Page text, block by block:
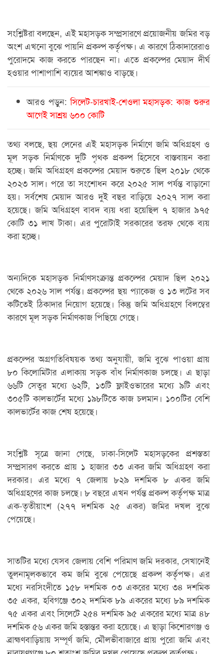
সংশ্লিষ্টরা বলছেন, এই মহাসড়ক সম্প্রসারণে প্রয়োজনীয় জমির বড়
অংশ এখনো বুঝে পায়নি প্রকল্প কর্তৃপক্ষ। এ কারণে ঠিকাদারেরাও
পুরোদমে কাজ করতে পারছেন না। এতে প্রকল্পের মেয়াদ দীর্ঘ
হওয়ার পাশাপাশি ব্যয়ের আশঙ্কাও বাড়ছে।
আরও পড়ুন:সিলেট-চারখাই-শেওলা মহাসড়ক: কাজ শুরুর
আগেই সাশ্রয় ৬০০ কোটি
তথ্য বলছে, ছয় লেনের এই মহাসড়ক নির্মাণে জমি অধিগ্রহণ ও
মূল সড়ক নির্মাণকে দুটি পৃথক প্রকল্প হিসেবে বাস্তবায়ন করা
হচ্ছে। জমি অধিগ্রহণ প্রকল্পের মেয়াদ শুরুতে ছিল ২০১৮ থেকে
২০২৩ সাল। পরে তা সংশোধন করে ২০২৫ সাল পর্যন্ত বাড়ানো
হয়। সর্বশেষ মেয়াদ আরও দুই বছর বাড়িয়ে ২০২৭ সাল করা
হয়েছে। জমি অধিগ্রহণ বাবদ ব্যয় ধরা হয়েছিল ৭ হাজার ৯৭৫
কোটি ৩১ লাখ টাকা। এর পুরোটাই সরকারের তরফ থেকে ব্যয়
করা হচ্ছে।
অন্যদিকে মহাসড়ক নির্মাণসংক্রান্ত প্রকল্পের মেয়াদ ছিল ২০২১
থেকে ২০২৬ সাল পর্যন্ত। প্রকল্পের ছয় প্যাকেজ ও ১৩ লটের সব
কটিতেই ঠিকাদার নিয়োগ হয়েছে। কিন্তু জমি অধিগ্রহণে বিলম্বের
কারণে মূল সড়ক নির্মাণকাজ পিছিয়ে গেছে।
প্রকল্পের অগ্রগতিবিষয়ক তথ্য অনুযায়ী, জমি বুঝে পাওয়া প্রায়
৮০ কিলোমিটার এলাকায় সড়ক বাঁধ নির্মাণকাজ চলছে। এ ছাড়া
৬৬টি সেতুর মধ্যে ৬২টি, ১৩টি ফ্লাইওভারের মধ্যে ৯টি এবং
৩০৫টি কালভার্টের মধ্যে ১৯৮টিতে কাজ চলমান। ১০০টির বেশি
কালভার্টের কাজ শেষ হয়েছে।
সংশ্লিষ্ট সূত্রে জানা গেছে, ঢাকা-সিলেট মহাসড়কের প্রশস্ততা
সম্প্রসারণ করতে প্রায় ১ হাজার ৩৩ একর জমি অধিগ্রহণ করা
দরকার। এর মধ্যে ৭ জেলায় ৮২৯ দশমিক ৮ একর জমি
অধিগ্রহণের কাজ চলছে। ৮ বছরে এখন পর্যন্ত প্রকল্প কর্তৃপক্ষ মাত্র
এক-তৃতীয়াংশ (২৭৭ দশমিক ২৫ একর) জমির দখল বুঝে
পেয়েছে।
সাতটির মধ্যে যেসব জেলায় বেশি পরিমাণ জমি দরকার, সেখানেই
তুলনামূলকভাবে কম জমি বুঝে পেয়েছে প্রকল্প কর্তৃপক্ষ। এর
মধ্যে নরসিংদীতে ১৫৮ দশমিক ০৩ একরের মধ্যে ৩৪ দশমিক
৩৫ একর, হবিগঞ্জে ৩০২ দশমিক ৮৯ একরের মধ্যে ৮৯ দশমিক
৭৫ একর এবং সিলেটে ২৫৪ দশমিক ৯৫ একরের মধ্যে মাত্র ৪৮
দশমিক ৫৬ একর জমি হস্তান্তর করা হয়েছে। এ ছাড়া কিশোরগঞ্জ ও
ব্রাহ্মণবাড়িয়ায় সম্পূর্ণ জমি, মৌলভীবাজারে প্রায় পুরো জমি এবং